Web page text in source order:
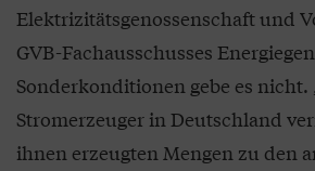
Elektrizitätsgenossenschaft und
GVB-Fachausschusses
Sonderkonditionen gebe es nicht.
Stromerzeuger in Deutschland
ihnen erzeugten Mengen zu den